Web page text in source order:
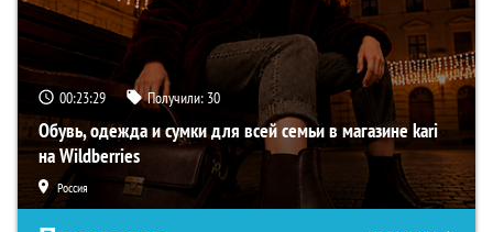
00:23:28 Получили: 30
Обувь, одежда и сумки для всей семьи в магазине kari
на Wildberries
Россия